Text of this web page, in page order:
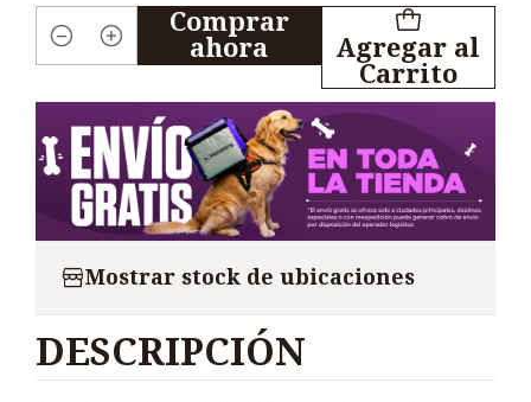
Cantidad
Agregar al
Carrito
Comprar
ahora
Mostrar stock de ubicaciones
DESCRIPCIÓN